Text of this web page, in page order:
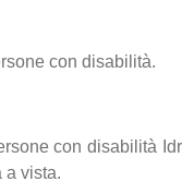
con disabilità.
con disabilità
a vista.